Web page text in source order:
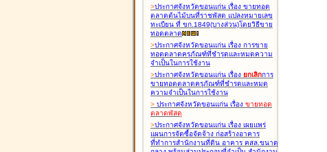
>ประกาศจังหวัดขอนแก่น เรื่อง ขายทอด
ตลาดต้นไม้บนที่ราชพัสดุ แปลงหมายเลข
ทะเบียน ที่ ขก.1849(บางส่วน)โดยวิธีขาย
ทอดตลาด
>ประกาศจังหวัดขอนแก่น เรื่อง การขาย
ทอดตลาดครุภัณฑ์ที่ชำรุดและหมดความ
จำเป็นในการใช้งาน
>ประกาศจังหวัดขอนแก่น เรื่อง ยกเลิกการ
ขายทอดตลาดครุภัณฑ์ที่ชำรุดและหมด
ความจำเป็นในการใช้งาน
> ประกาศจังหวัดขอนแก่น เรื่อง ขายทอด
ตลาดพัสดุ
>ประกาศจังหวัดขอนแก่น เรื่อง เผยแพร่
แผนการจัดซื้อจัดจ้าง ก่อสร้างอาคาร
ที่ทำการสำนักงานที่ดิน อาคาร คสล.ขนาด